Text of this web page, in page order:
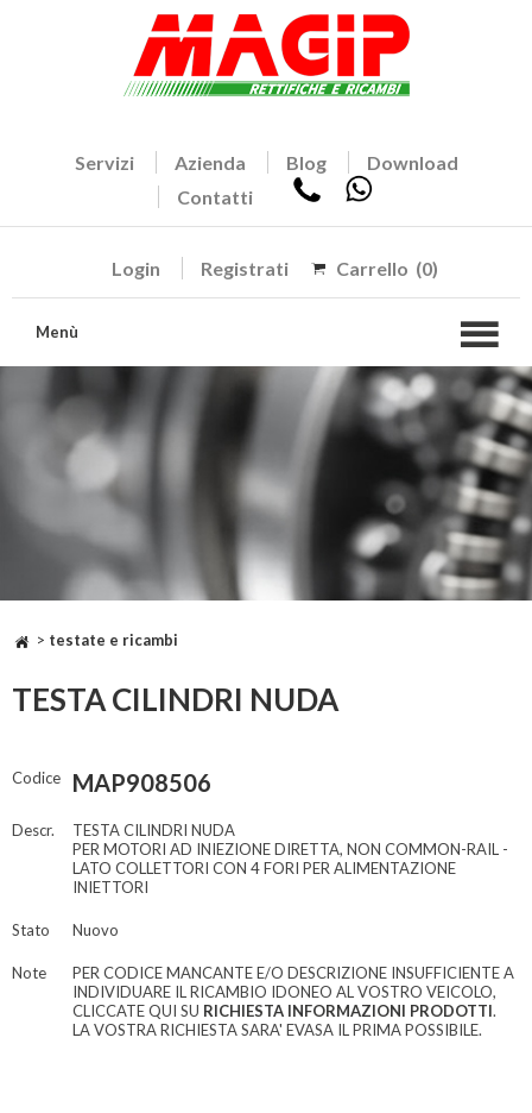
Servizi Azienda Blog
Download
Contatti
Login Registrati Carrello (0)
Menù
> testate e ricambi
TESTA CILINDRI NUDA
Codice MAP908506
Descr.
TESTA CILINDRI NUDA
PER MOTORI AD INIEZIONE DIRETTA, NON COMMON-RAIL -
LATO COLLETTORI CON 4 FORI PER ALIMENTAZIONE
INIETTORI
Stato Nuovo
Note
PER CODICE MANCANTE E/O DESCRIZIONE INSUFFICIENTE A
INDIVIDUARE IL RICAMBIO IDONEO AL VOSTRO VEICOLO,
CLICCATE QUI SU RICHIESTA INFORMAZIONI PRODOTTI.
LA VOSTRA RICHIESTA SARA' EVASA IL PRIMA POSSIBILE.